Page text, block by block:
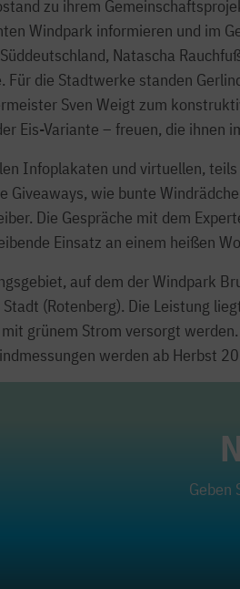
zu ihrem
Windpark informieren und im
Natascha
Für die Stadtwerke standen
Sven Weigt zum
Eis-Variante – freuen, die ihnen
Infoplakaten und virtuellen,
Giveaways, wie bunte
Die Gespräche mit dem
Einsatz an einem heißen
auf dem der Windpark
(Rotenberg). Die Leistung
grünem Strom versorgt
werden ab Herbst
Geben